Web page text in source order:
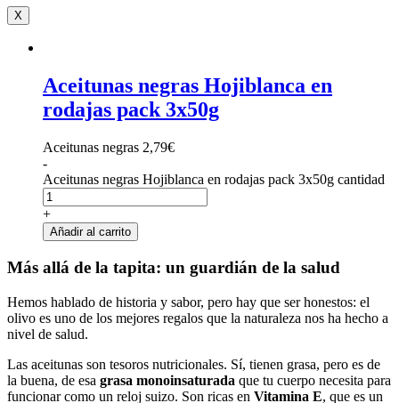
Aceitunas negras Hojiblanca en
rodajas pack 3x50g
Aceitunas negras 2,79€
-
Aceitunas negras Hojiblanca en rodajas pack 3x50g cantidad
+
Añadir al carrito
Más allá de la tapita: un guardián de la salud
Hemos hablado de historia y sabor, pero hay que ser honestos: el
olivo es uno de los mejores regalos que la naturaleza nos ha hecho a
nivel de salud.
Las aceitunas son tesoros nutricionales. Sí, tienen grasa, pero es de
la buena, de esa grasa monoinsaturada que tu cuerpo necesita para
funcionar como un reloj suizo. Son ricas en Vitamina E, que es un
X